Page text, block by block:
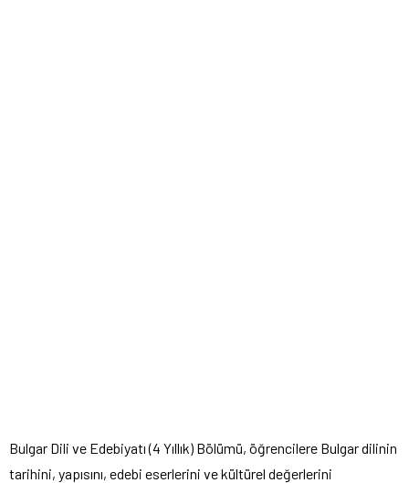
Bulgar Dili ve Edebiyatı (4 Yıllık) Bölümü, öğrencilere Bulgar dilinin
tarihini, yapısını, edebi eserlerini ve kültürel değerlerini